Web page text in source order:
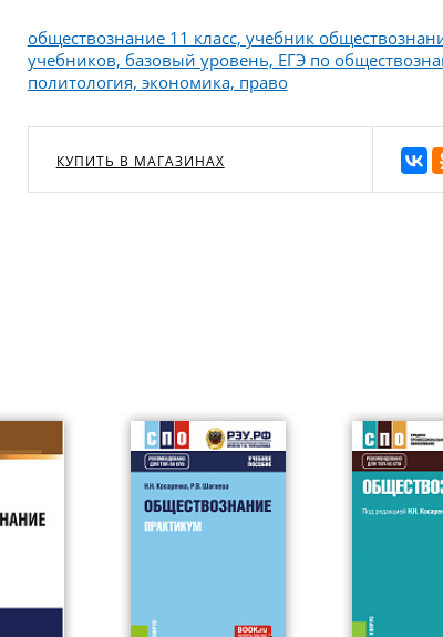
обществознание 11 класс, учебник
учебников, базовый уровень, ЕГЭ по
политология, экономика, право
КУПИТЬ В МАГАЗИНАХ